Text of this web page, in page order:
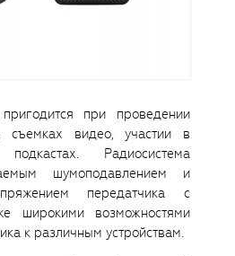
при проведении
съемках видео, участии в
Радиосистема
шумоподавлением и
передатчика с
широкими возможностями
к различным устройствам.